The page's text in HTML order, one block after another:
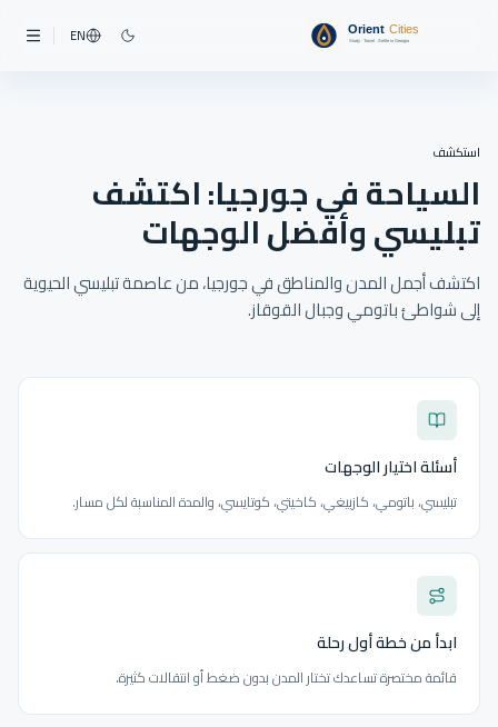
EN
استكشف
السياحة في جورجيا: اكتشف
تبليسي وأفضل الوجهات
اكتشف أجمل المدن والمناطق في جورجيا، من عاصمة تبليسي الحيوية
إلى شواطئ باتومي وجبال القوقاز.
أسئلة اختيار الوجهات
تبليسي، باتومي، كازبيغي، كاخيتي، كوتايسي، والمدة المناسبة لكل مسار.
ابدأ من خطة أول رحلة
قائمة مختصرة تساعدك تختار المدن بدون ضغط أو انتقالات كثيرة.